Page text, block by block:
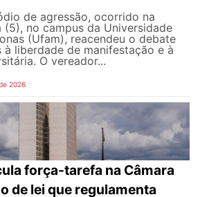
de agressão, ocorrido na
no campus da Universidade
(Ufam), reacendeu o debate
à liberdade de manifestação e à
O vereador...
2026
força-tarefa na Câmara
de lei que regulamenta